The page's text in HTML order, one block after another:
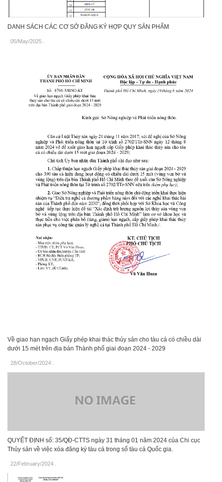
DANH SÁCH CÁC CƠ SỞ ĐĂNG KÝ HỢP QUY SẢN PHẨM
05/May/2025 .
Về giao hạn ngạch Giấy phép khai thác thủy sản cho tàu cá có chiều dài
dưới 15 mét trên địa bàn Thành phố giai đoạn 2024 - 2029
28/October/2024
QUYẾT ĐỊNH số: 35/QĐ-CTTS ngày 31 tháng 01 năm 2024 của Chi cục
Thủy sản về việc xóa đăng ký tàu cá trong sổ tàu cá Quốc gia.
22/February/2024